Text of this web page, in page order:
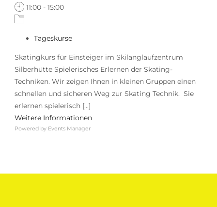
11:00 - 15:00
Tageskurse
Skatingkurs für Einsteiger im Skilanglaufzentrum
Silberhütte Spielerisches Erlernen der Skating-
Techniken. Wir zeigen Ihnen in kleinen Gruppen einen
schnellen und sicheren Weg zur Skating Technik. Sie
erlernen spielerisch [...]
Weitere Informationen
Powered by Events Manager